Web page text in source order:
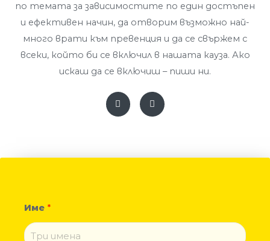
по темата за зависимостите по един достъпен
и ефективен начин, да отворим възможно най-
много врати към превенция и да се свържем с
всеки, който би се включил в нашата кауза. Ако
искаш да се включиш – пиши ни.
Име *